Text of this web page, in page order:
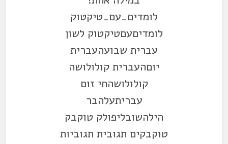
לומדים_עם_טיקטוק
לומדיםעםטיקטוק לשון
עברית שבועהעברית
יוםהעברית קולולושה
קולולושהחי זום
עבריתעלהבר
הילהשובליפולק טוקבק
טוקבקים תגובית תגוביות